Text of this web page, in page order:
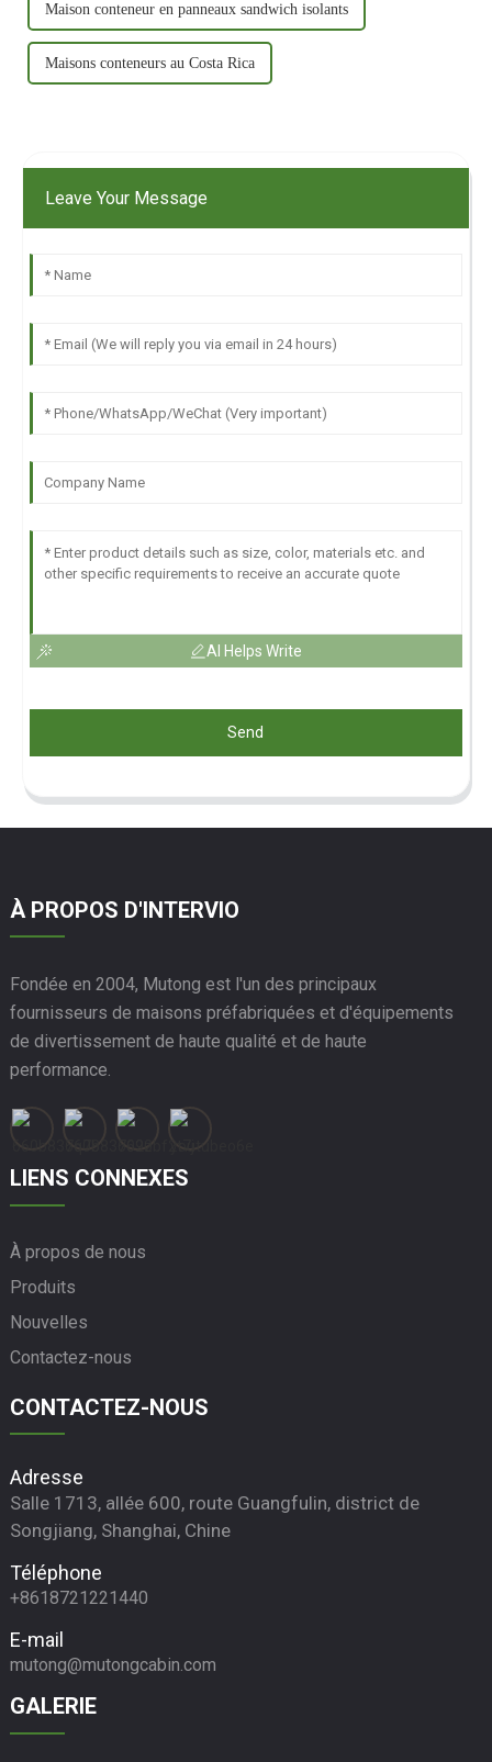
Maison conteneur en panneaux sandwich isolants
Maisons conteneurs au Costa Rica
Leave Your Message
AI Helps Write
Send
À PROPOS D'INTERVIO
Fondée en 2004, Mutong est l'un des principaux
fournisseurs de maisons préfabriquées et d'équipements
de divertissement de haute qualité et de haute
performance.
LIENS CONNEXES
À propos de nous
Produits
Nouvelles
Contactez-nous
CONTACTEZ-NOUS
Adresse
Salle 1713, allée 600, route Guangfulin, district de
Songjiang, Shanghai, Chine
Téléphone
+8618721221440
E-mail
mutong@mutongcabin.com
GALERIE